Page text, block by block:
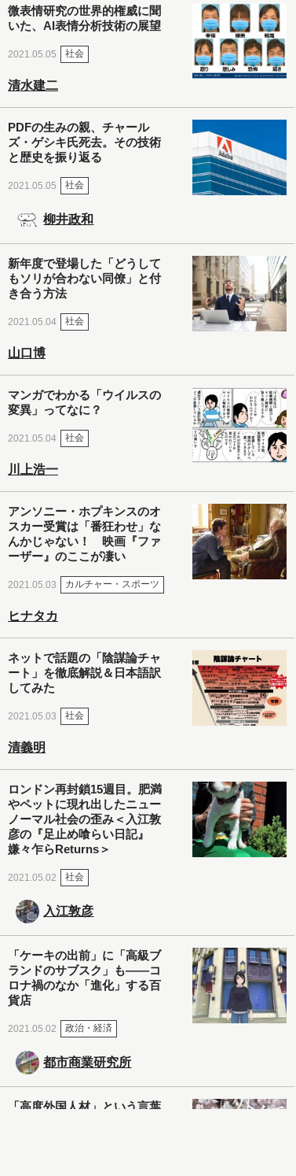
微表情研究の世界的権威に聞
いた、AI表情分析技術の展望
2021.05.05 社会
清水建二
PDFの生みの親、チャール
ズ・ゲシキ氏死去。その技術
と歴史を振り返る
2021.05.05 社会
柳井政和
新年度で登場した「どうして
もソリが合わない同僚」と付
き合う方法
2021.05.04 社会
山口博
マンガでわかる「ウイルスの
変異」ってなに？
2021.05.04 社会
川上浩一
アンソニー・ホプキンスのオ
スカー受賞は「番狂わせ」な
んかじゃない！ 映画『ファ
ーザー』のここが凄い
2021.05.03 カルチャー・スポーツ
ヒナタカ
ネットで話題の「陰謀論チャ
ート」を徹底解説＆日本語訳
してみた
2021.05.03 社会
清義明
ロンドン再封鎖15週目。肥満
やペットに現れ出したニュー
ノーマル社会の歪み＜入江敦
彦の『足止め喰らい日記』
嫌々乍らReturns＞
2021.05.02 社会
入江敦彦
「ケーキの出前」に「高級ブ
ランドのサブスク」も――コ
ロナ禍のなか「進化」する百
貨店
2021.05.02 政治・経済
都市商業研究所
「高度外国人材」という言葉